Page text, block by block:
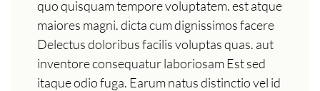
quo quisquam tempore voluptatem. est atque
maiores magni. dicta cum dignissimos facere
Delectus doloribus facilis voluptas quas. aut
inventore consequatur laboriosam Est sed
itaque odio fuga. Earum natus distinctio vel id